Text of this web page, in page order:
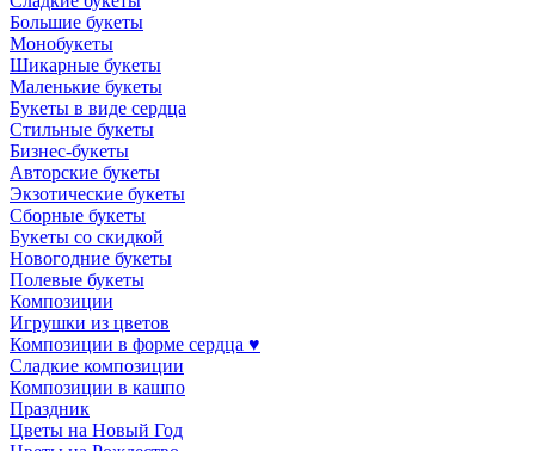
Большие букеты
Монобукеты
Шикарные букеты
Маленькие букеты
Букеты в виде сердца
Стильные букеты
Бизнес-букеты
Авторские букеты
Экзотические букеты
Сборные букеты
Букеты со скидкой
Новогодние букеты
Полевые букеты
Композиции
Игрушки из цветов
Композиции в форме сердца ♥
Сладкие композиции
Композиции в кашпо
Праздник
Цветы на Новый Год